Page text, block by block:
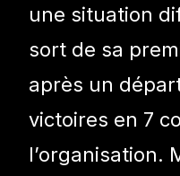
une situation
sort de sa
après un
victoires en 7
l’organisation.